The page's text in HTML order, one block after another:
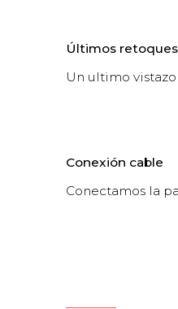
Últimos retoques
Un ultimo
Conexión cable
Conectamos la